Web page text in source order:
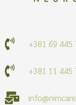
+381 69 445
+381 11 445